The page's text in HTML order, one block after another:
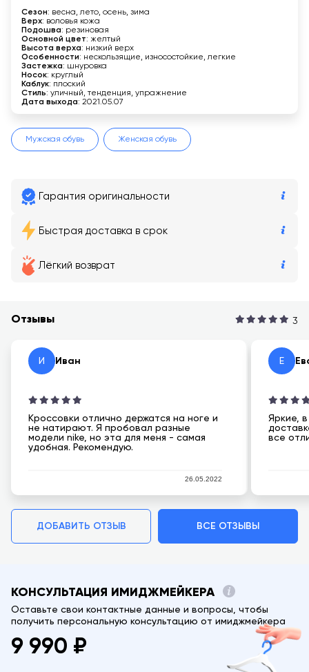
Сезон: весна, лето, осень, зима
Верх: воловья кожа
Подошва: резиновая
Основной цвет: желтый
Высота верха: низкий верх
Особенности: нескользящие, износостойкие, легкие
Застежка: шнуровка
Носок: круглый
Каблук: плоский
Стиль: уличный, тенденция, упражнение
Дата выхода: 2021.05.07
Мужская обувь Женская обувь
Гарантия оригинальности
Быстрая доставка в срок
Лёгкий возврат
Отзывы 3
И Иван
Кроссовки отлично держатся на ноге и
не натирают. Я пробовал разные
модели nike, но эта для меня - самая
удобная. Рекомендую.
26.05.2022
Е
Яркие,
все
ДОБАВИТЬ ОТЗЫВ ВСЕ ОТЗЫВЫ
КОНСУЛЬТАЦИЯ ИМИДЖМЕЙКЕРА
Оставьте свои контактные данные и вопросы, чтобы
получить персональную консультацию от имиджмейкера
9 990 ₽